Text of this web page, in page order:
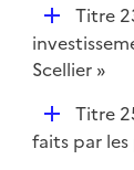
e
r
D
é
p
e
Titre
Scellier »
D
é
Titre
faits par